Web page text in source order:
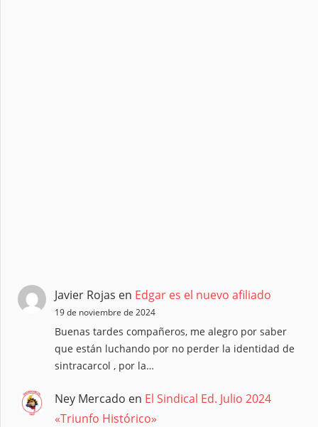
Javier Rojas en Edgar es el nuevo afiliado
19 de noviembre de 2024
Buenas tardes compañeros, me alegro por saber
que están luchando por no perder la identidad de
sintracarcol , por la…
Ney Mercado en El Sindical Ed. Julio 2024
«Triunfo Histórico»